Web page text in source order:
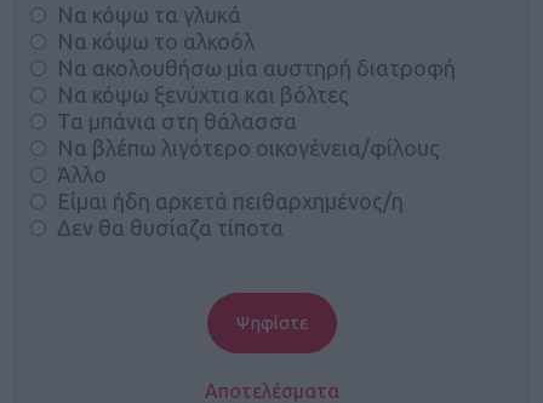
Να κόψω τα γλυκά
Να κόψω το αλκοόλ
Να ακολουθήσω μία αυστηρή διατροφή
Να κόψω ξενύχτια και βόλτες
Τα μπάνια στη θάλασσα
Να βλέπω λιγότερο οικογένεια/φίλους
Άλλο
Είμαι ήδη αρκετά πειθαρχημένος/η
Δεν θα θυσίαζα τίποτα
Αποτελέσματα